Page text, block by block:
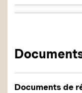
Documents de